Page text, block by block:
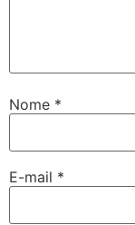
Nome *
E-mail *